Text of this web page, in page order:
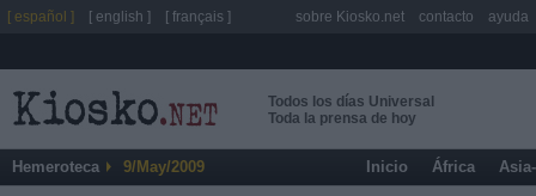
Todos los días Universal
Toda la prensa de hoy
Hemeroteca 9/May/2009 Inicio África
[ español ] [ english ] [ français ] sobre Kiosko.net contacto ayuda